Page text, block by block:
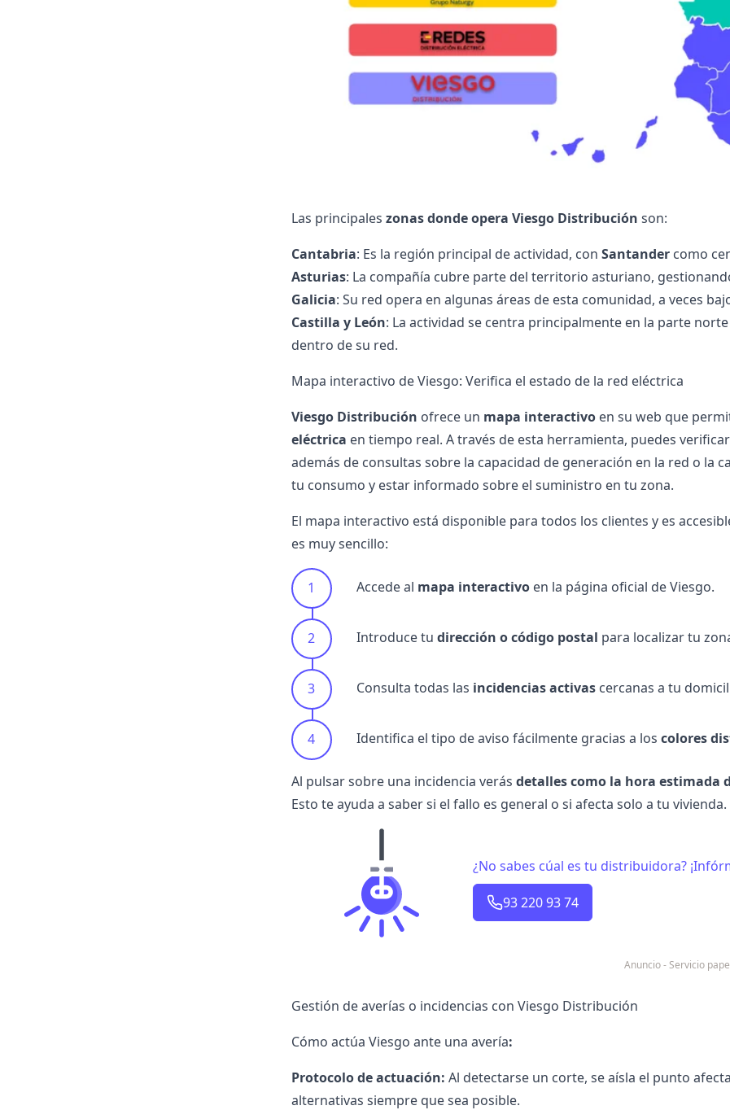
Las principales zonas donde opera Viesgo Distribución son:
Cantabria: Es la región principal de actividad, con Santandercomo
Asturias: La compañía cubre parte del territorio asturiano,
Galicia: Su red opera en algunas áreas de esta comunidad, a veces
Castilla y León: La actividad se centra principalmente en la parte
dentro de su red.
Mapa interactivo de Viesgo: Verifica el estado de la red eléctrica
Viesgo Distribución ofrece un mapa interactivoen su web que
eléctrica en tiempo real. A través de esta herramienta, puedes verificar
además de consultas sobre la capacidad de generación en la red o la
tu consumo y estar informado sobre el suministro en tu zona.
El mapa interactivo está disponible para todos los clientes y es
es muy sencillo:
Accede al mapa interactivoen la página oficial de Viesgo.
Introduce tu dirección o código postal para localizar tu
Consulta todas las incidencias activascercanas a tu
Identifica el tipo de aviso fácilmente gracias a los colores
Al pulsar sobre una incidencia verás detalles como la hora estimada
Esto te ayuda a saber si el fallo es general o si afecta solo a tu vivienda.
¿No sabes cúal es tu distribuidora?
93 220 93 74
Anuncio - Servicio
Gestión de averías o incidencias con Viesgo Distribución
Cómo actúa Viesgo ante una avería:
Protocolo de actuación: Al detectarse un corte, se aísla el punto
alternativas siempre que sea posible.